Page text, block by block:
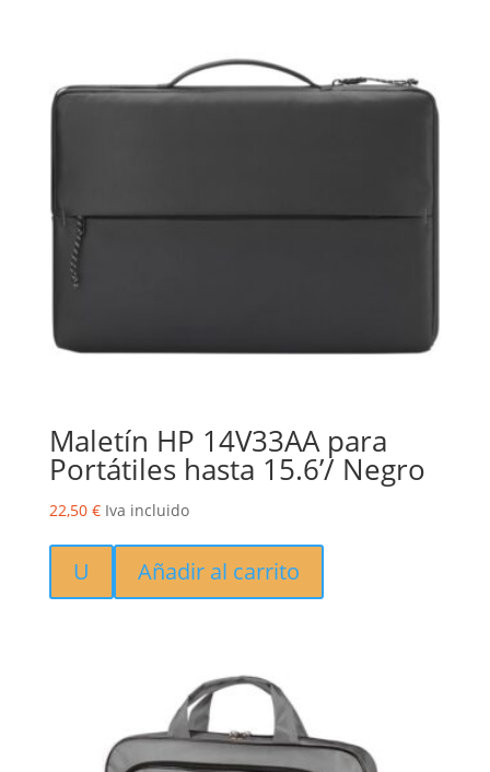
Maletín HP 14V33AA para
Portátiles hasta 15.6’/ Negro
22,50 € Iva incluido
U Añadir al carrito